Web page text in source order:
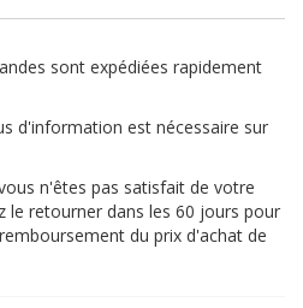
sont expédiées rapidement
d'information est nécessaire sur
n'êtes pas satisfait de votre
le retourner dans les 60 jours pour
du prix d'achat de